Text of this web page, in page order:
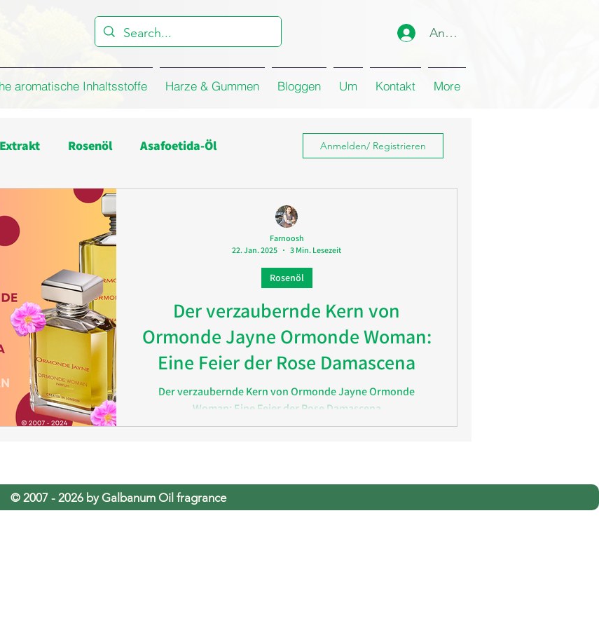
Anmelden
aromatische Inhaltsstoffe Harze & Gummen Bloggen Um Kontakt More
Rosenöl Asafoetida-Öl
Unternehmen
Damaszener Rosen Absolue
Anmelden/ Registrieren
Der verzaubernde Kern von
Ormonde Jayne Ormonde Woman:
Eine Feier der Rose Damascena
Der verzaubernde Kern von Ormonde Jayne Ormonde
Woman: Eine Feier der Rose Damascena
Rosenöl
Farnoosh
22. Jan. 2025
3 Min. Lesezeit
© 2007 - 2026 by Galbanum Oil fragrance